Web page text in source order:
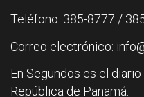
Teléfono: 385-8777 /
Correo electrónico:
En Segundos es el
República de Panamá.